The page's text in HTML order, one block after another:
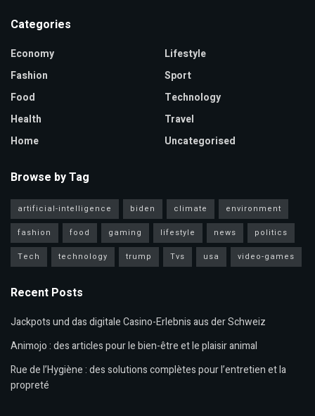
Categories
Economy
Fashion
Food
Health
Home
Lifestyle
Sport
Technology
Travel
Uncategorised
Browse by Tag
artificial-intelligence biden climate
environment
fashion
food gaming lifestyle news
politics
Tech
technology trump Tvs usa video-games
Recent Posts
Jackpots und das digitale Casino-Erlebnis aus der Schweiz
Animojo : des articles pour le bien-être et le plaisir animal
Rue de l’Hygiène : des solutions complètes pour l’entretien et la
propreté